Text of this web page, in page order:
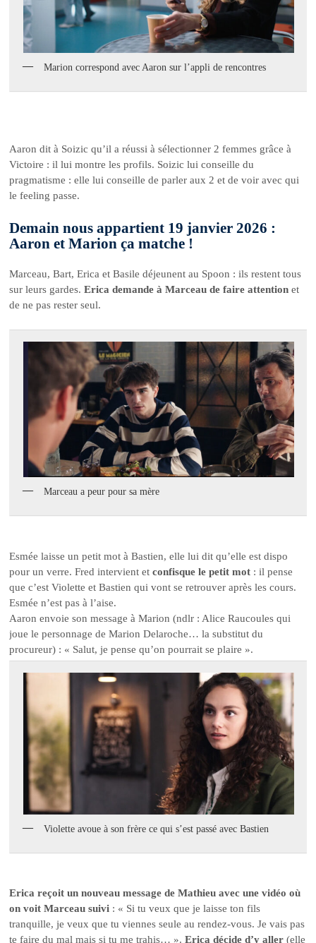
Marion correspond avec Aaron sur l’appli de rencontres
Aaron dit à Soizic qu’il a réussi à sélectionner 2 femmes grâce à
Victoire : il lui montre les profils. Soizic lui conseille du
pragmatisme : elle lui conseille de parler aux 2 et de voir avec qui
le feeling passe.
Demain nous appartient 19 janvier 2026 :
Aaron et Marion ça matche !
Marceau, Bart, Erica et Basile déjeunent au Spoon : ils restent tous
sur leurs gardes.Erica demande à Marceau de faire attention et
de ne pas rester seul.
Marceau a peur pour sa mère
Esmée laisse un petit mot à Bastien, elle lui dit qu’elle est dispo
pour un verre. Fred intervient etconfisque le petit mot : il pense
que c’est Violette et Bastien qui vont se retrouver après les cours.
Esmée n’est pas à l’aise.
Aaron envoie son message à Marion (ndlr : Alice Raucoules qui
joue le personnage de Marion Delaroche… la substitut du
procureur) : « Salut, je pense qu’on pourrait se plaire ».
Violette avoue à son frère ce qui s’est passé avec Bastien
Erica reçoit un nouveau message de Mathieu avec une vidéo où
on voit Marceau suivi : « Si tu veux que je laisse ton fils
tranquille, je veux que tu viennes seule au rendez-vous. Je vais pas
te faire du mal mais si tu me trahis… ».Erica décide d’y aller (elle